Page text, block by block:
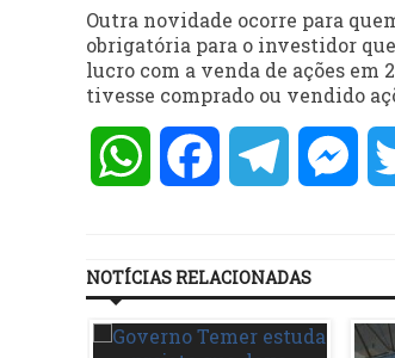
Outra novidade ocorre para
obrigatória para o investidor
lucro com a venda de ações
tivesse comprado ou vendido
WhatsAppFacebookTelegram
NOTÍCIAS RELACIONADAS